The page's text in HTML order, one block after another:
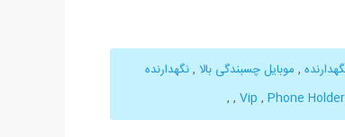
, موبایل چسبندگی بالا ,نگهدارنده
, Phone
,
,